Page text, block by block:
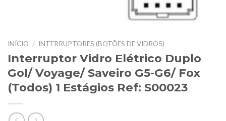
INÍCIO / INTERRUPTORES (BOTÕES DE VIDROS)
Interruptor Vidro Elétrico Duplo
Gol/ Voyage/ Saveiro G5-G6/ Fox
(Todos) 1 Estágios Ref: S00023